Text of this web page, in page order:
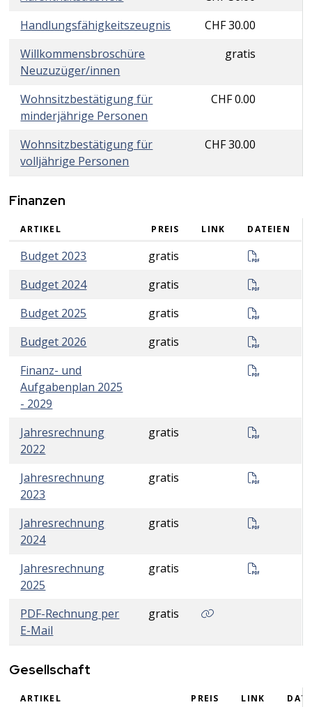
Handlungsfähigkeitszeugnis
CHF 30.00
Willkommensbroschüre
Neuzuzüger/innen
gratis
Wohnsitzbestätigung für
minderjährige Personen
CHF 0.00
Wohnsitzbestätigung für
volljährige Personen
CHF 30.00
Finanzen
Finanzen
ARTIKEL PREIS LINK DATEIEN
Budget 2023 gratis
Budget 2024
gratis
Budget 2025
gratis
Budget 2026
gratis
Finanz- und
Aufgabenplan 2025
- 2029
Jahresrechnung
2022
gratis
Jahresrechnung
2023
gratis
Jahresrechnung
2024
gratis
Jahresrechnung
2025
gratis
PDF-Rechnung per
E-Mail
gratis PDF-Rechnung per
Gesellschaft
ARTIKEL PREIS LINK